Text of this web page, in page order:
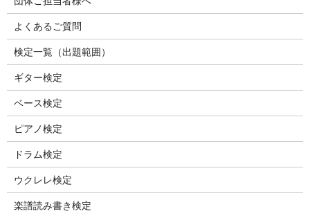
よくあるご質問
検定一覧（出題範囲）
ギター検定
ベース検定
ピアノ検定
ドラム検定
ウクレレ検定
楽譜読み書き検定